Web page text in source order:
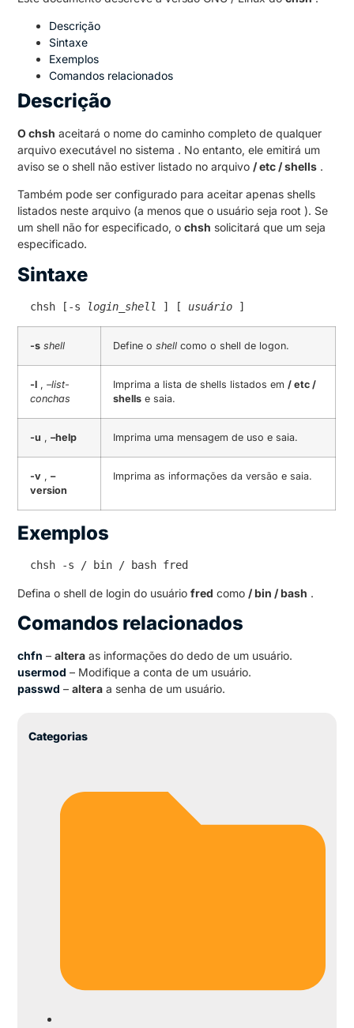
Descrição
Sintaxe
Exemplos
Comandos relacionados
Descrição
O chsh aceitará o nome do caminho completo de qualquer
arquivo executável no sistema . No entanto, ele emitirá um
aviso se o shell não estiver listado no arquivo / etc / shells .
Também pode ser configurado para aceitar apenas shells
listados neste arquivo (a menos que o usuário seja root ). Se
um shell não for especificado, ochsh solicitará que um seja
especificado.
Sintaxe
chsh [-s login_shell ] [ usuário ]
-s shell Define oshell como o shell de logon.
-l ,–list-
conchas
Imprima a lista de shells listados em / etc /
shells e saia.
-u ,–help Imprima uma mensagem de uso e saia.
-v ,–
version
Imprima as informações da versão e saia.
Exemplos
chsh -s / bin / bash fred
Defina o shell de login do usuáriofred como / bin / bash .
Comandos relacionados
chfn –altera as informações do dedo de um usuário.
usermod – Modifique a conta de um usuário.
passwd –altera a senha de um usuário.
Categorias